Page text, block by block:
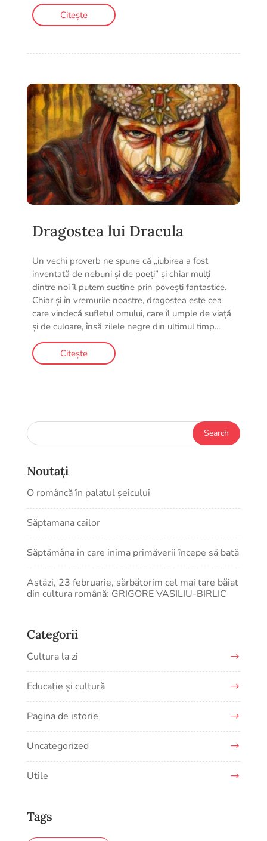
Citește
Dragostea lui Dracula
Un vechi proverb ne spune că „iubirea a fost
inventată de nebuni și de poeți” și chiar mulți
dintre noi îl putem susține prin povești fantastice.
Chiar și în vremurile noastre, dragostea este cea
care vindecă sufletul omului, care îl umple de viață
și de culoare, însă zilele negre din ultimul timp...
Citește
Noutați
O româncă în palatul șeicului
Săptamana cailor
Săptămâna în care inima primăverii începe să bată
Astăzi, 23 februarie, sărbătorim cel mai tare băiat
din cultura română: GRIGORE VASILIU-BIRLIC
Categorii
Cultura la zi
Educație și cultură
Pagina de istorie
Uncategorized
Utile
Tags